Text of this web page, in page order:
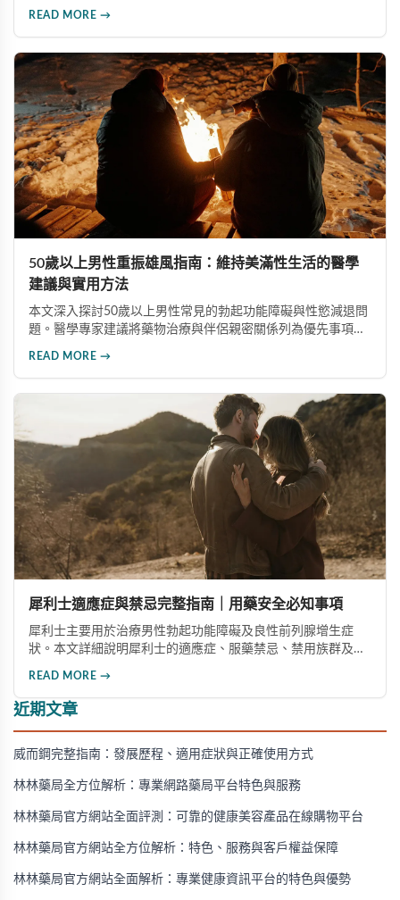
創新局。
READ MORE →
50歲以上男性重振雄風指南：維持美滿性生活的醫學
建議與實用方法
本文深入探討50歲以上男性常見的勃起功能障礙與性慾減退問
題。醫學專家建議將藥物治療與伴侶親密關係列為優先事項，
健康美滿的性生活。
READ MORE →
犀利士適應症與禁忌完整指南｜用藥安全必知事項
犀利士主要用於治療男性勃起功能障礙及良性前列腺增生症
狀。本文詳細說明犀利士的適應症、服藥禁忌、禁用族群及需
READ MORE →
近期文章
威而鋼完整指南：發展歷程、適用症狀與正確使用方式
林林藥局全方位解析：專業網路藥局平台特色與服務
林林藥局官方網站全面評測：可靠的健康美容產品在線購物平台
林林藥局官方網站全方位解析：特色、服務與客戶權益保障
林林藥局官方網站全面解析：專業健康資訊平台的特色與優勢